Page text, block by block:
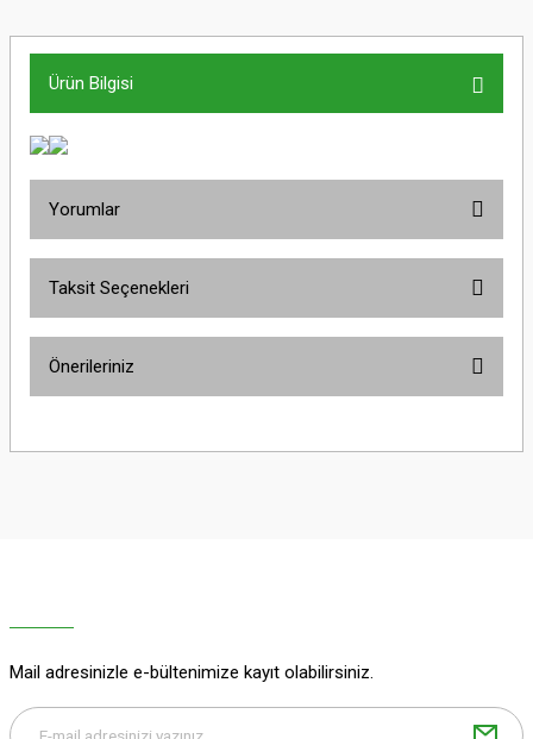
Ürün Bilgisi
Yorumlar
Taksit Seçenekleri
Önerileriniz
yetersiz gördüğünüz noktaları öneri formunu kullanarak tarafımıza
Bu ürüne benzer farklı alternatifler olmalı.
Mail adresinizle e-bültenimize kayıt olabilirsiniz.